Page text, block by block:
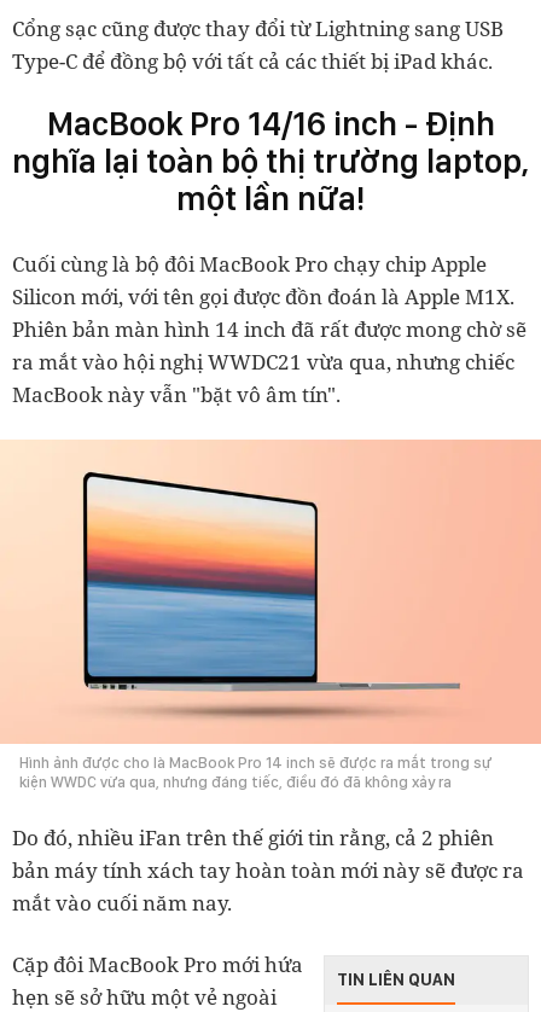
Cổng sạc cũng được thay đổi từ Lightning sang USB
Type-C để đồng bộ với tất cả các thiết bị iPad khác.
MacBook Pro 14/16 inch - Định
nghĩa lại toàn bộ thị trường laptop,
một lần nữa!
Cuối cùng là bộ đôi MacBook Pro chạy chip Apple
Silicon mới, với tên gọi được đồn đoán là Apple M1X.
Phiên bản màn hình 14 inch đã rất được mong chờ sẽ
ra mắt vào hội nghị WWDC21 vừa qua, nhưng chiếc
MacBook này vẫn "bặt vô âm tín".
Hình ảnh được cho là MacBook Pro 14 inch sẽ được ra mắt trong sự
kiện WWDC vừa qua, nhưng đáng tiếc, điều đó đã không xảy ra
Do đó, nhiều iFan trên thế giới tin rằng, cả 2 phiên
bản máy tính xách tay hoàn toàn mới này sẽ được ra
mắt vào cuối năm nay.
TIN LIÊN QUAN
Cặp đôi MacBook Pro mới hứa
hẹn sẽ sở hữu một vẻ ngoài